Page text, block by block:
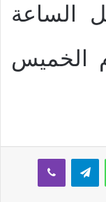
الساعة
الخميس
واتساب تيلقرام ڤايبر